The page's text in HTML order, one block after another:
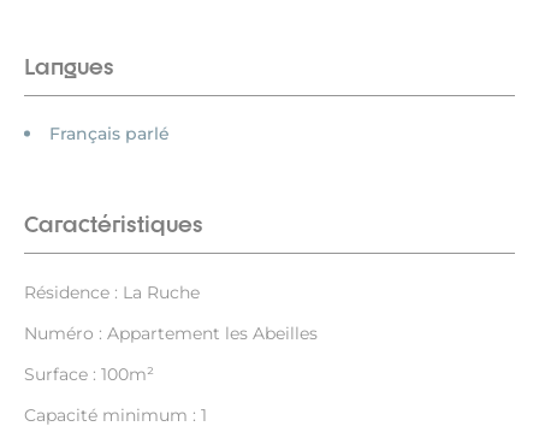
Langues
Français parlé
Caractéristiques
Résidence : La Ruche
Numéro : Appartement les Abeilles
Surface : 100m²
Capacité minimum : 1